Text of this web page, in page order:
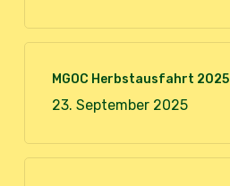
MGOC Herbstausfahrt 2025
23. September 2025